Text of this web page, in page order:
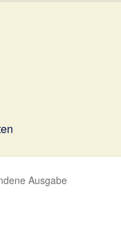
Gutscheine und Aktionen
Ausgabe